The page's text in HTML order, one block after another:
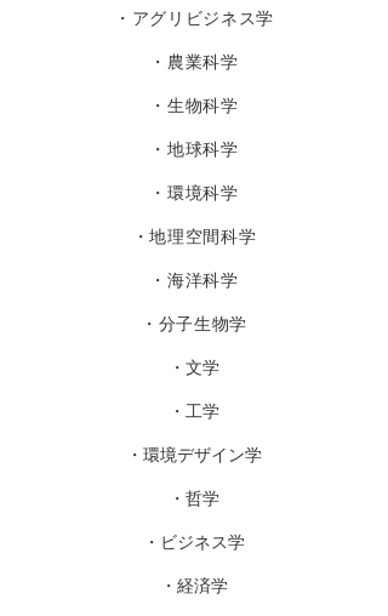
・アグリビジネス学
・農業科学
・生物科学
・地球科学
・環境科学
・地理空間科学
・海洋科学
・分子生物学
・文学
・工学
・環境デザイン学
・哲学
・ビジネス学
・経済学